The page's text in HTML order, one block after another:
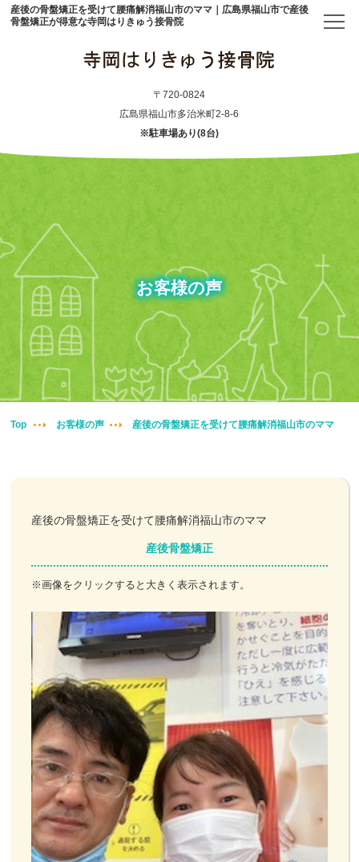
産後の骨盤矯正を受けて腰痛解消福山市のママ｜広島県福山市で産後
骨盤矯正が得意な寺岡はりきゅう接骨院
〒720-0824
広島県福山市多治米町2-8-6
※駐車場あり(8台)
初めての方へ
アクセス
メニュー・料金表
産後骨盤矯正
妊婦整体
冷え性改善
特殊電気施術
訪問鍼灸
ニュース＆ブログ
お客様の声
お問い合わせ
LINE予約
お客様の声
Top お客様の声 産後の骨盤矯正を受けて腰痛解消福山市のママ
産後の骨盤矯正を受けて腰痛解消福山市のママ
産後骨盤矯正
※画像をクリックすると大きく表示されます。